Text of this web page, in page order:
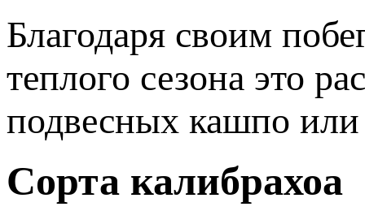
Благодаря своим
теплого сезона это
подвесных кашпо
Сорта калибрахоа